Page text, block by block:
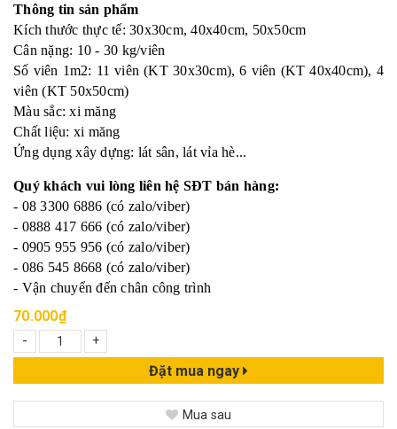
Thông tin sản phẩm
Kích thước thực tế: 30x30cm, 40x40cm, 50x50cm
Cân nặng: 10 - 30 kg/viên
Số viên 1m2: 11 viên (KT 30x30cm), 6 viên (KT 40x40cm), 4
viên (KT 50x50cm)
Màu sắc: xi măng
Chất liệu: xi măng
Ứng dụng xây dựng: lát sân, lát vỉa hè...
Quý khách vui lòng liên hệ SĐT bán hàng:
- 08 3300 6886 (có zalo/viber)
- 0888 417 666 (có zalo/viber)
- 0905 955 956 (có zalo/viber)
- 086 545 8668 (có zalo/viber)
- Vận chuyển đến chân công trình
70.000₫
-
+
Đặt mua ngay
Mua sau